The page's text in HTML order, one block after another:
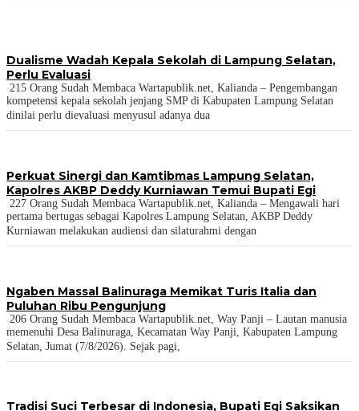
Dualisme Wadah Kepala Sekolah di Lampung Selatan,
Perlu Evaluasi
215 Orang Sudah Membaca Wartapublik.net, Kalianda – Pengembangan
kompetensi kepala sekolah jenjang SMP di Kabupaten Lampung Selatan
dinilai perlu dievaluasi menyusul adanya dua
Perkuat Sinergi dan Kamtibmas Lampung Selatan,
Kapolres AKBP Deddy Kurniawan Temui Bupati Egi
227 Orang Sudah Membaca Wartapublik.net, Kalianda – Mengawali hari
pertama bertugas sebagai Kapolres Lampung Selatan, AKBP Deddy
Kurniawan melakukan audiensi dan silaturahmi dengan
Ngaben Massal Balinuraga Memikat Turis Italia dan
Puluhan Ribu Pengunjung
206 Orang Sudah Membaca Wartapublik.net, Way Panji – Lautan manusia
memenuhi Desa Balinuraga, Kecamatan Way Panji, Kabupaten Lampung
Selatan, Jumat (7/8/2026). Sejak pagi,
Tradisi Suci Terbesar di Indonesia, Bupati Egi Saksikan